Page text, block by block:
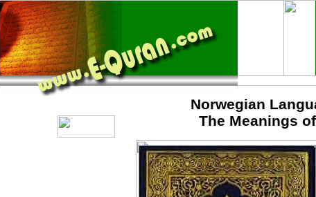
Norwegian
The Meanings
H O M E